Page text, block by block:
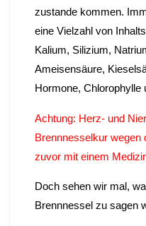
zustande kommen.
eine Vielzahl von
Kalium, Silizium,
Ameisensäure,
Hormone, Chlorophylle
Achtung: Herz- und
Brennnesselkur wegen
zuvor mit einem
Doch sehen wir mal,
Brennnessel zu sagen